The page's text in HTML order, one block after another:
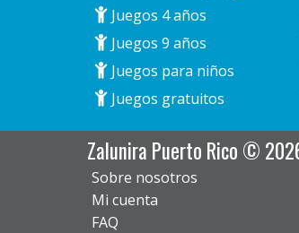
Juegos 4 años
Juegos 9 años
Juegos para niños
Juegos gratuitos
Zalunira Puerto Rico ©
Sobre nosotros
Mi cuenta
FAQ